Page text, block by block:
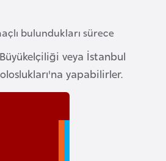
bulundukları sürece
veya İstanbul
yapabilirler.